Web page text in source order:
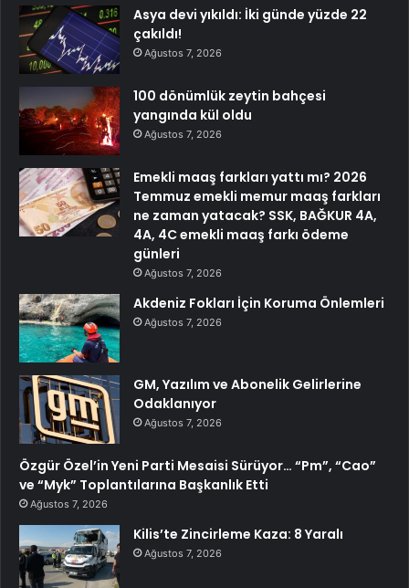
Asya devi yıkıldı: İki günde yüzde 22
çakıldı!
Ağustos 7, 2026
100 dönümlük zeytin bahçesi
yangında kül oldu
Ağustos 7, 2026
Emekli maaş farkları yattı mı? 2026
Temmuz emekli memur maaş farkları
ne zaman yatacak? SSK, BAĞKUR 4A,
4A, 4C emekli maaş farkı ödeme
günleri
Ağustos 7, 2026
Akdeniz Fokları İçin Koruma Önlemleri
Ağustos 7, 2026
GM, Yazılım ve Abonelik Gelirlerine
Odaklanıyor
Ağustos 7, 2026
Özgür Özel’in Yeni Parti Mesaisi Sürüyor… “Pm”, “Cao”
ve “Myk” Toplantılarına Başkanlık Etti
Ağustos 7, 2026
Kilis’te Zincirleme Kaza: 8 Yaralı
Ağustos 7, 2026